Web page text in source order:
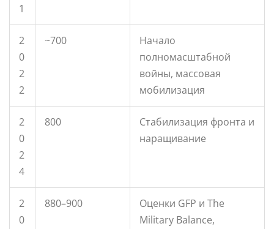
1
2
0
2
2
~700
Начало
полномасштабной
войны, массовая
мобилизация
2
0
2
4
800
Стабилизация фронта и
наращивание
2
0
880–900
Оценки GFP и The
Military Balance,